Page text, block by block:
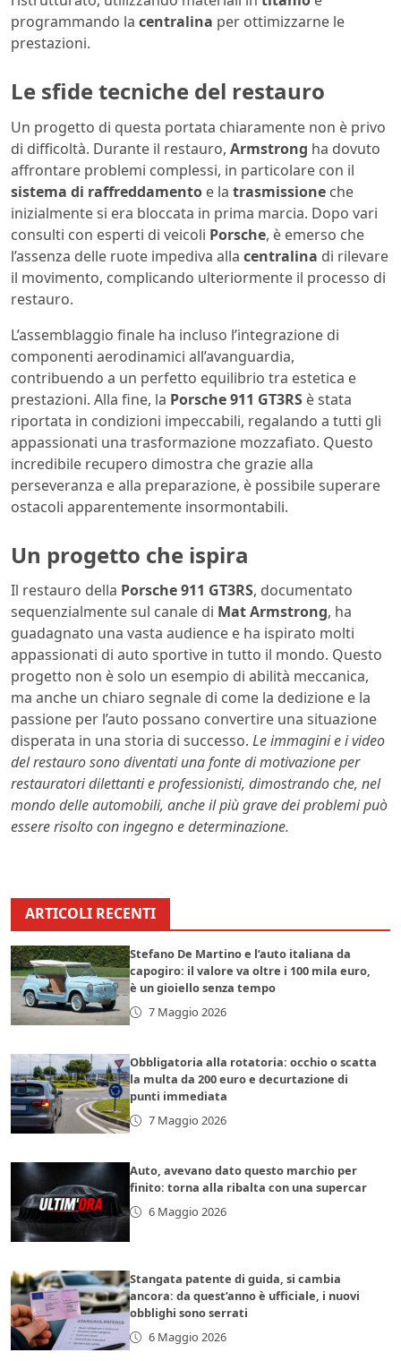
programmando la centralina per ottimizzarne le
prestazioni.
Le sfide tecniche del restauro
Un progetto di questa portata chiaramente non è privo
di difficoltà. Durante il restauro, Armstrong ha dovuto
affrontare problemi complessi, in particolare con il
sistema di raffreddamento e la trasmissione che
inizialmente si era bloccata in prima marcia. Dopo vari
consulti con esperti di veicoli Porsche, è emerso che
l’assenza delle ruote impediva alla centralina di rilevare
il movimento, complicando ulteriormente il processo di
restauro.
L’assemblaggio finale ha incluso l’integrazione di
componenti aerodinamici all’avanguardia,
contribuendo a un perfetto equilibrio tra estetica e
prestazioni. Alla fine, la Porsche 911 GT3RS è stata
riportata in condizioni impeccabili, regalando a tutti gli
appassionati una trasformazione mozzafiato. Questo
incredibile recupero dimostra che grazie alla
perseveranza e alla preparazione, è possibile superare
ostacoli apparentemente insormontabili.
Un progetto che ispira
Il restauro della Porsche 911 GT3RS, documentato
sequenzialmente sul canale di Mat Armstrong, ha
guadagnato una vasta audience e ha ispirato molti
appassionati di auto sportive in tutto il mondo. Questo
progetto non è solo un esempio di abilità meccanica,
ma anche un chiaro segnale di come la dedizione e la
passione per l’auto possano convertire una situazione
disperata in una storia di successo. Le immagini e i video
del restauro sono diventati una fonte di motivazione per
restauratori dilettanti e professionisti, dimostrando che, nel
mondo delle automobili, anche il più grave dei problemi può
essere risolto con ingegno e determinazione.
ARTICOLI RECENTI
Stefano De Martino e l’auto italiana da
capogiro: il valore va oltre i 100 mila euro,
è un gioiello senza tempo
7 Maggio 2026
Obbligatoria alla rotatoria: occhio o scatta
la multa da 200 euro e decurtazione di
punti immediata
7 Maggio 2026
Auto, avevano dato questo marchio per
finito: torna alla ribalta con una supercar
6 Maggio 2026
Stangata patente di guida, si cambia
ancora: da quest’anno è ufficiale, i nuovi
obblighi sono serrati
6 Maggio 2026